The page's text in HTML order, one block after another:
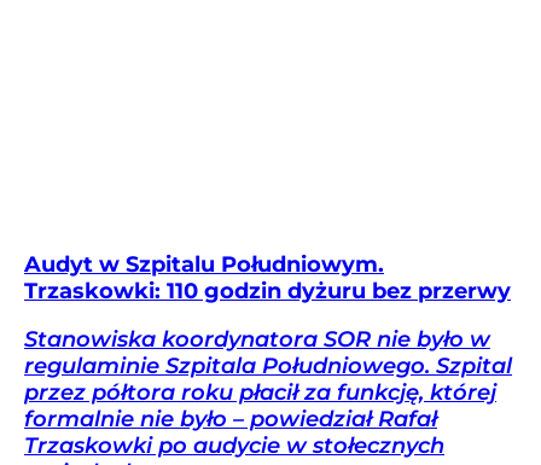
Audyt w Szpitalu Południowym.
Trzaskowki: 110 godzin dyżuru bez przerwy
Stanowiska koordynatora SOR nie było w
regulaminie Szpitala Południowego. Szpital
przez półtora roku płacił za funkcję, której
formalnie nie było – powiedział Rafał
Trzaskowki po audycie w stołecznych